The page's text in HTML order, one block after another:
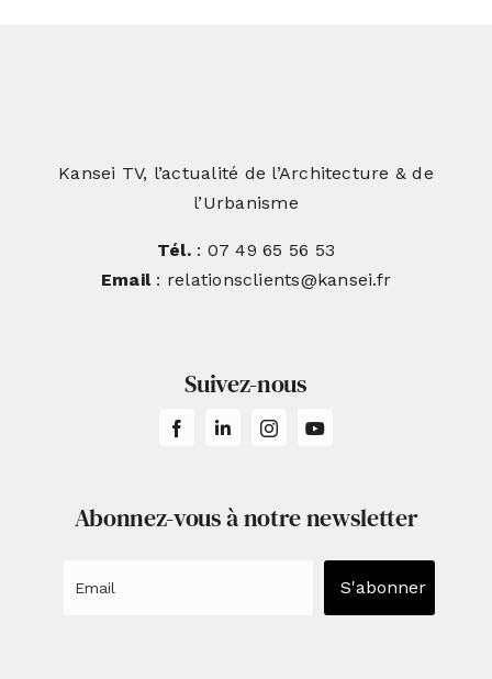
Kansei TV, l’actualité de l’Architecture & de
l’Urbanisme
Tél.: 07 49 65 56 53
Email: relationsclients@kansei.fr
Suivez-nous
Abonnez-vous à notre newsletter
S'abonner